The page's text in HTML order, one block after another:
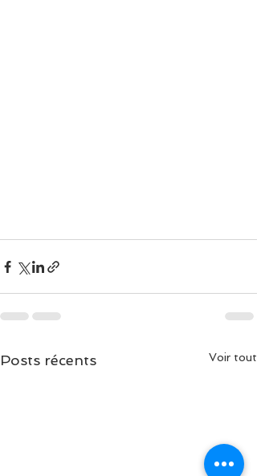
Posts récents Voir tout